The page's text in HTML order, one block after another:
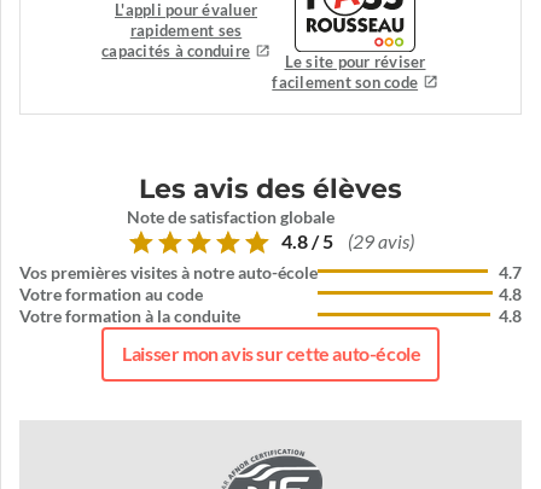
L'appli pour évaluer
rapidement ses
capacités à conduire
Le site pour réviser
facilement son code
Les avis des élèves
Note de satisfaction globale
4.8 / 5 (29 avis)
Vos premières visites à notre auto-école
Votre formation au code
Votre formation à la conduite
4.7
4.8
4.8
Laisser mon avis sur cette auto-école